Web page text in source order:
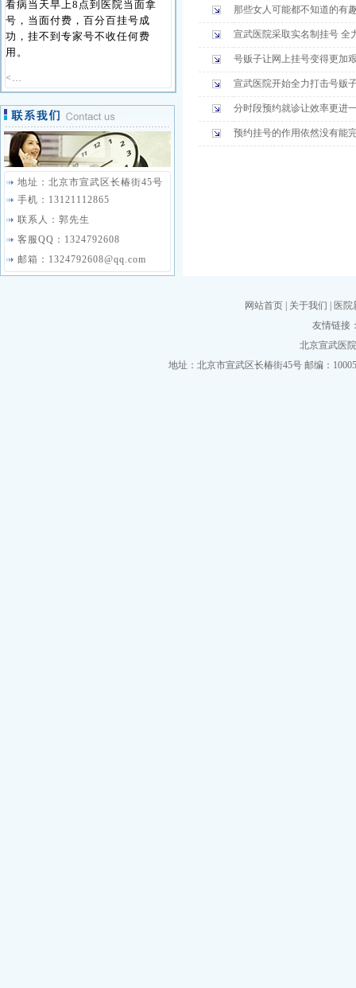
看病当天早上8点到医院当面拿
号，当面付费，百分百挂号成
功，挂不到专家号不收任何费
用。
<…
地址：北京市宣武区长椿街45号
手机：13121112865
联系人：郭先生
客服QQ：1324792608
邮箱：1324792608@qq.com
那些女人可能都不知道的有
宣武医院采取实名制挂号 全
号贩子让网上挂号变得更加
宣武医院开始全力打击号贩
分时段预约就诊让效率更进
预约挂号的作用依然没有能
网站首页 关于我们
医院
友情链
北京宣武医
地址：北京市宣武区长椿街45号 邮编：